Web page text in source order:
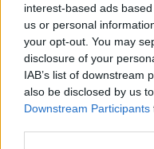
interest-based ads
us or personal
your opt-out. You may
disclosure of your
IAB’s list of downstream
also be disclosed by us
Downstream Participants
ili noge ili se previše
hladnom vodom. Usto,
metabolizam, što
mršavljenje.
Prilikom hladnog